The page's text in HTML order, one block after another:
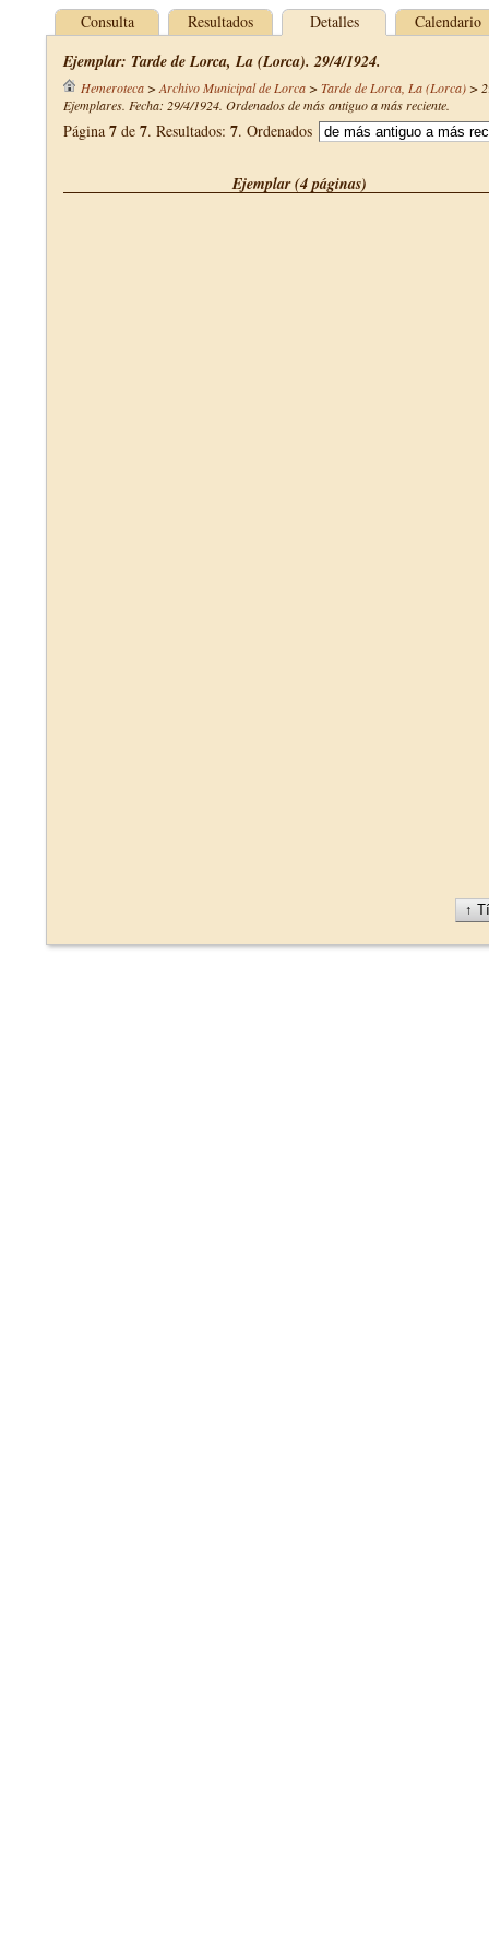
Consulta Resultados Detalles Calendario
Ejemplar: Tarde de Lorca, La (Lorca). 29/4/1924.
Hemeroteca> Archivo Municipal de Lorca> Tarde de Lorca, La (Lorca)>
Ejemplares. Fecha: 29/4/1924. Ordenados de más antiguo a más reciente.
Página 7 de 7. Resultados: 7. Ordenados
Ejemplar (4 páginas)